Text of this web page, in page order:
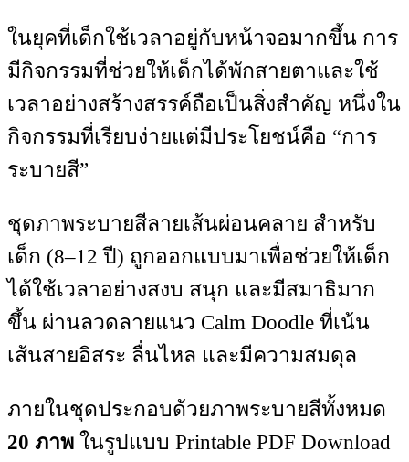
ในยุคที่เด็กใช้เวลาอยู่กับหน้าจอมากขึ้น การ
มีกิจกรรมที่ช่วยให้เด็กได้พักสายตาและใช้
เวลาอย่างสร้างสรรค์ถือเป็นสิ่งสำคัญ หนึ่งใน
กิจกรรมที่เรียบง่ายแต่มีประโยชน์คือ “การ
ระบายสี”
ชุดภาพระบายสีลายเส้นผ่อนคลาย สำหรับ
เด็ก (8–12 ปี) ถูกออกแบบมาเพื่อช่วยให้เด็ก
ได้ใช้เวลาอย่างสงบ สนุก และมีสมาธิมาก
ขึ้น ผ่านลวดลายแนว Calm Doodle ที่เน้น
เส้นสายอิสระ ลื่นไหล และมีความสมดุล
ภายในชุดประกอบด้วยภาพระบายสีทั้งหมด
20 ภาพ ในรูปแบบ Printable PDF Download